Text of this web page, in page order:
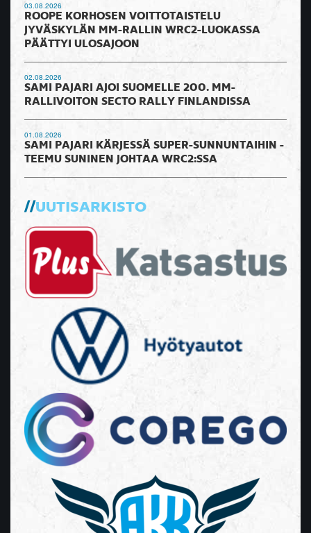
03.08.2026
ROOPE KORHOSEN VOITTOTAISTELU
JYVÄSKYLÄN MM-RALLIN WRC2-LUOKASSA
PÄÄTTYI ULOSAJOON
02.08.2026
SAMI PAJARI AJOI SUOMELLE 200. MM-
RALLIVOITON SECTO RALLY FINLANDISSA
01.08.2026
SAMI PAJARI KÄRJESSÄ SUPER-SUNNUNTAIHIN -
TEEMU SUNINEN JOHTAA WRC2:SSA
UUTISARKISTO